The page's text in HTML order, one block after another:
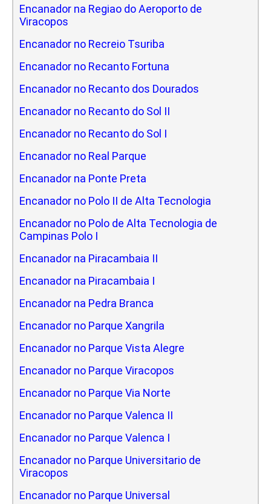
Encanador na Regiao do Aeroporto de
Viracopos
Encanador no Recreio Tsuriba
Encanador no Recanto Fortuna
Encanador no Recanto dos Dourados
Encanador no Recanto do Sol II
Encanador no Recanto do Sol I
Encanador no Real Parque
Encanador na Ponte Preta
Encanador no Polo II de Alta Tecnologia
Encanador no Polo de Alta Tecnologia de
Campinas Polo I
Encanador na Piracambaia II
Encanador na Piracambaia I
Encanador na Pedra Branca
Encanador no Parque Xangrila
Encanador no Parque Vista Alegre
Encanador no Parque Viracopos
Encanador no Parque Via Norte
Encanador no Parque Valenca II
Encanador no Parque Valenca I
Encanador no Parque Universitario de
Viracopos
Encanador no Parque Universal